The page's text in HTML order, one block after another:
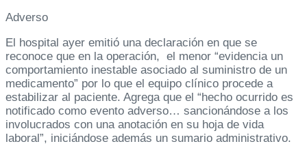
Adverso
El hospital ayer emitió una declaración en que se
reconoce que en la operación, el menor “evidencia un
comportamiento inestable asociado al suministro de un
medicamento” por lo que el equipo clínico procede a
estabilizar al paciente. Agrega que el “hecho ocurrido es
notificado como evento adverso… sancionándose a los
involucrados con una anotación en su hoja de vida
laboral”, iniciándose además un sumario administrativo.